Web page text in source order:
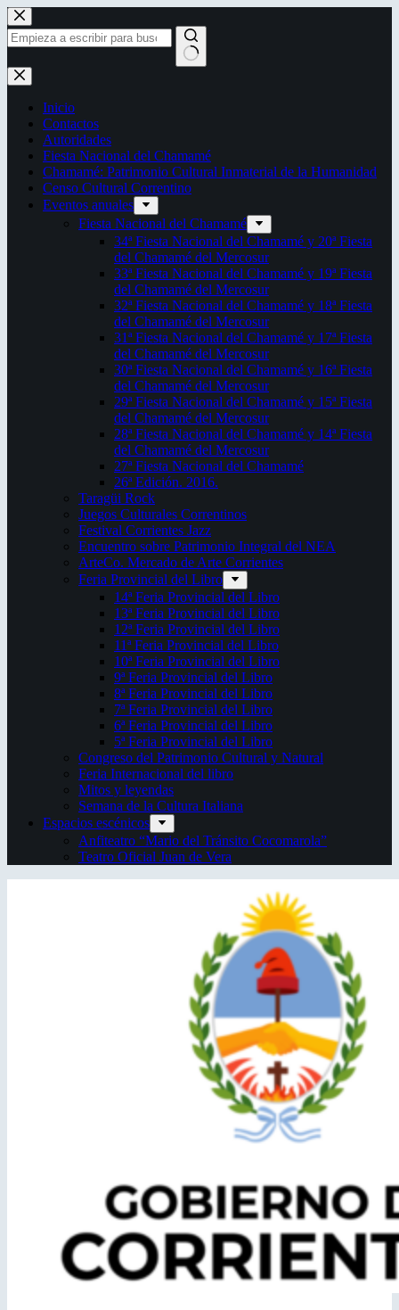
Saltar
al
contenido
Sin
resultados
Inicio
Contactos
Autoridades
Fiesta Nacional del Chamamé
Chamamé: Patrimonio Cultural Inmaterial de la Humanidad
Censo Cultural Correntino
Eventos anuales
Fiesta Nacional del Chamamé
34ª Fiesta Nacional del Chamamé y 20ª Fiesta
del Chamamé del Mercosur
33ª Fiesta Nacional del Chamamé y 19ª Fiesta
del Chamamé del Mercosur
32ª Fiesta Nacional del Chamamé y 18ª Fiesta
del Chamamé del Mercosur
31ª Fiesta Nacional del Chamamé y 17ª Fiesta
del Chamamé del Mercosur
30ª Fiesta Nacional del Chamamé y 16ª Fiesta
del Chamamé del Mercosur
29ª Fiesta Nacional del Chamamé y 15ª Fiesta
del Chamamé del Mercosur
28ª Fiesta Nacional del Chamamé y 14ª Fiesta
del Chamamé del Mercosur
27ª Fiesta Nacional del Chamamé
26ª Edición. 2016.
Taragüi Rock
Juegos Culturales Correntinos
Festival Corrientes Jazz
Encuentro sobre Patrimonio Integral del NEA
ArteCo. Mercado de Arte Corrientes
Feria Provincial del Libro
14ª Feria Provincial del Libro
13ª Feria Provincial del Libro
12ª Feria Provincial del Libro
11ª Feria Provincial del Libro
10ª Feria Provincial del Libro
9ª Feria Provincial del Libro
8ª Feria Provincial del Libro
7ª Feria Provincial del Libro
6ª Feria Provincial del Libro
5ª Feria Provincial del Libro
Congreso del Patrimonio Cultural y Natural
Feria Internacional del libro
Mitos y leyendas
Semana de la Cultura Italiana
Espacios escénicos
Anfiteatro “Mario del Tránsito Cocomarola”
Teatro Oficial Juan de Vera